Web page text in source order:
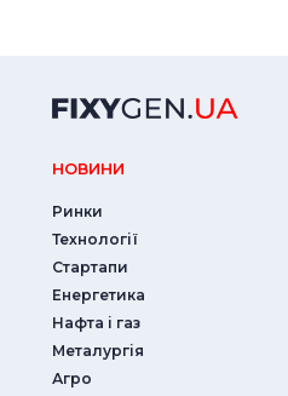
НОВИНИ
Ринки
Технології
Стартапи
Енергетика
Нафта і газ
Металургія
Агро